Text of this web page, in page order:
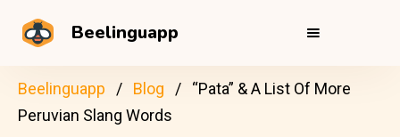
Beelinguapp
Beelinguapp Blog
“Pata” & A List Of More
Peruvian Slang Words